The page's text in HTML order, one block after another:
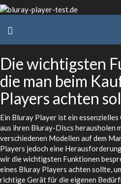
Die wichtigsten
die man beim
Players achten
Ein Bluray Player ist ein
aus ihren Bluray-Discs herausholen
verschiedenen Modellen auf dem
Players jedoch eine
wir die wichtigsten Funktionen
eines Bluray Players achten sollte,
richtige Gerät für die eigenen